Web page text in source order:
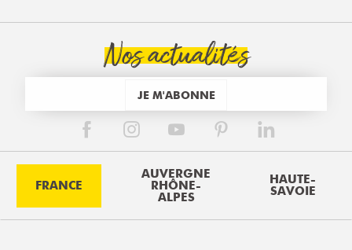
Nos actualités
JE M'ABONNE
FRANCE
AUVERGNE
RHÔNE-
ALPES
HAUTE-
SAVOIE